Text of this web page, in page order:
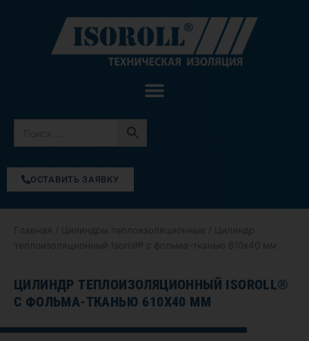
содержимому
ОСТАВИТЬ ЗАЯВКУ
Главная Цилиндры теплоизоляционные / Цилиндр
теплоизоляционный Isoroll® с фольма-тканью 610х40 мм
ЦИЛИНДР ТЕПЛОИЗОЛЯЦИОННЫЙ ISOROLL®
С ФОЛЬМА-ТКАНЬЮ 610Х40 ММ